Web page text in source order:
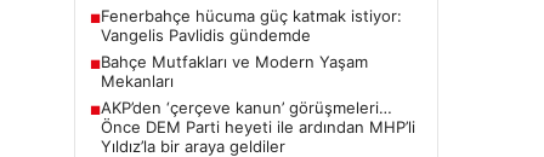
■Fenerbahçe hücuma güç katmak istiyor:
Vangelis Pavlidis gündemde
■Bahçe Mutfakları ve Modern Yaşam
Mekanları
■AKP’den ‘çerçeve kanun’ görüşmeleri…
Önce DEM Parti heyeti ile ardından MHP’li
Yıldız’la bir araya geldiler